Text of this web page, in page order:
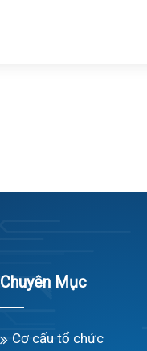
Chuyên Mục
Cơ cấu tổ chức